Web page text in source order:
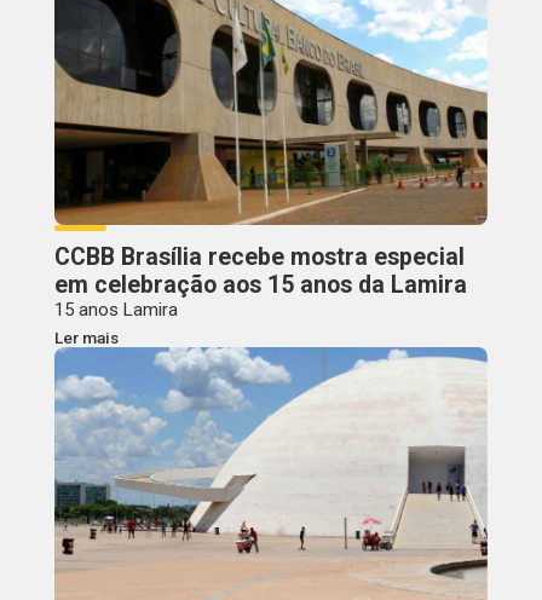
CCBB Brasília recebe mostra especial
em celebração aos 15 anos da Lamira
15 anos Lamira
Ler mais